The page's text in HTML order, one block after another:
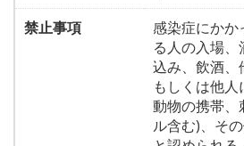
禁止事項
感染症にかか
る人の入場
込み、飲酒、
もしくは他人
動物の携帯、
ル含む)、そ